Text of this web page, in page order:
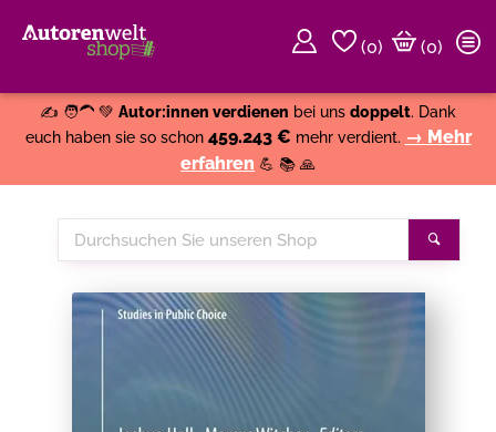
(0)
(0)
✍️ 🧑‍🦱 💚 Autor:innen verdienen bei uns doppelt. Dank
euch haben sie so schon 459.243 € mehr verdient. → Mehr
erfahren 💪 📚 🙏
Durchsuchen
Sie
Shop